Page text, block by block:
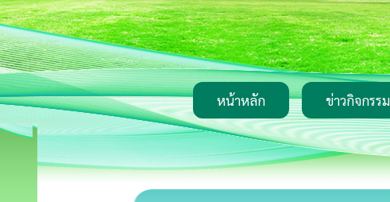
หน้าหลัก ข่าวกิจกรรม